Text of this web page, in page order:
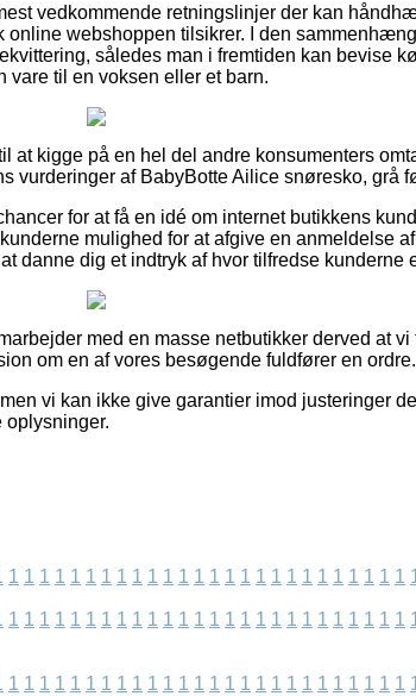
vedkommende retningslinjer der kan
online webshoppen tilsikrer. I den
således man i fremtiden kan bevise
vare til en voksen eller et barn.
kigge på en hel del andre konsumenters
vurderinger af BabyBotte Ailice snøresko, grå
for at få en idé om internet butikkens
mulighed for at afgive en anmeldelse
danne dig et indtryk af hvor tilfredse kunderne
med en masse netbutikker derved at vi
om en af vores besøgende fuldfører en ordre.
vi kan ikke give garantier imod justeringer
oplysninger.
1 1 1 1 1 1 1 1 1 1 1 1 1 1 1 1 1 1 1 1 1 1 1 1 1 1
1 1 1 1 1 1 1 1 1 1 1 1 1 1 1 1 1 1 1 1 1 1 1 1 1 1
1 1 1 1 1 1 1 1 1 1 1 1 1 1 1 1 1 1 1 1 1 1 1 1 1 1